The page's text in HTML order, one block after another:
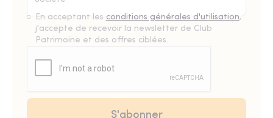
En acceptant les conditions générales d'utilisation,
j'accepte de recevoir la newsletter de Club
Patrimoine et des offres ciblées.